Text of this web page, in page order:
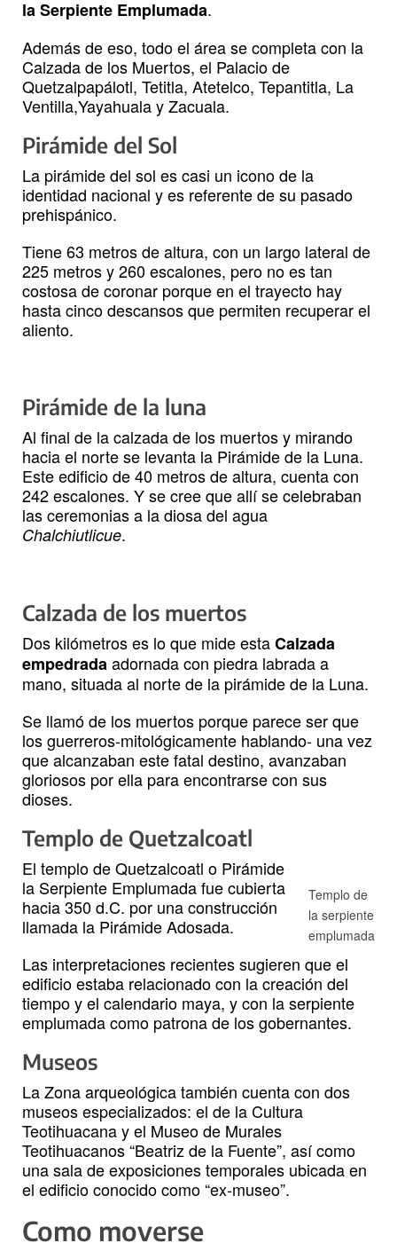
la Serpiente Emplumada.
Además de eso, todo el área se completa con la
Calzada de los Muertos, el Palacio de
Quetzalpapálotl, Tetitla, Atetelco, Tepantitla, La
Ventilla,Yayahuala y Zacuala.
Pirámide del Sol
La pirámide del sol es casi un icono de la
identidad nacional y es referente de su pasado
prehispánico.
Tiene 63 metros de altura, con un largo lateral de
225 metros y 260 escalones, pero no es tan
costosa de coronar porque en el trayecto hay
hasta cinco descansos que permiten recuperar el
aliento.
Pirámide de la luna
Al final de la calzada de los muertos y mirando
hacia el norte se levanta la Pirámide de la Luna.
Este edificio de 40 metros de altura, cuenta con
242 escalones. Y se cree que allí se celebraban
las ceremonias a la diosa del agua
Chalchiutlicue.
Calzada de los muertos
Dos kilómetros es lo que mide estaCalzada
empedradaadornada con piedra labrada a
mano, situada al norte de la pirámide de la Luna.
Se llamó de los muertos porque parece ser que
los guerreros-mitológicamente hablando- una vez
que alcanzaban este fatal destino, avanzaban
gloriosos por ella para encontrarse con sus
dioses.
Templo de Quetzalcoatl
Templo de
la serpiente
emplumada
El templo de Quetzalcoatl o Pirámide
la Serpiente Emplumada fue cubierta
hacia 350 d.C. por una construcción
llamada la Pirámide Adosada.
Las interpretaciones recientes sugieren que el
edificio estaba relacionado con la creación del
tiempo y el calendario maya, y con la serpiente
emplumada como patrona de los gobernantes.
Museos
La Zona arqueológica también cuenta con dos
museos especializados: el de la Cultura
Teotihuacana y el Museo de Murales
Teotihuacanos “Beatriz de la Fuente”, así como
una sala de exposiciones temporales ubicada en
el edificio conocido como “ex-museo”.
Como moverse